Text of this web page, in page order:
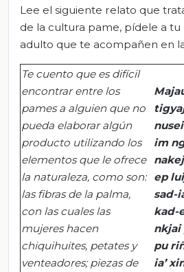
Lee el siguiente relato que
de la cultura pame, pídele a
adulto que te acompañen en
Te cuento que es difícil
encontrar entre los
pames a alguien que no
pueda elaborar algún
producto utilizando los
elementos que le ofrece
la naturaleza, como son:
las fibras de la palma,
con las cuales las
mujeres hacen
chiquihuites, petates y
venteadores; piezas de
im
ep
sad-
kad-
nkjai
pu
ia’